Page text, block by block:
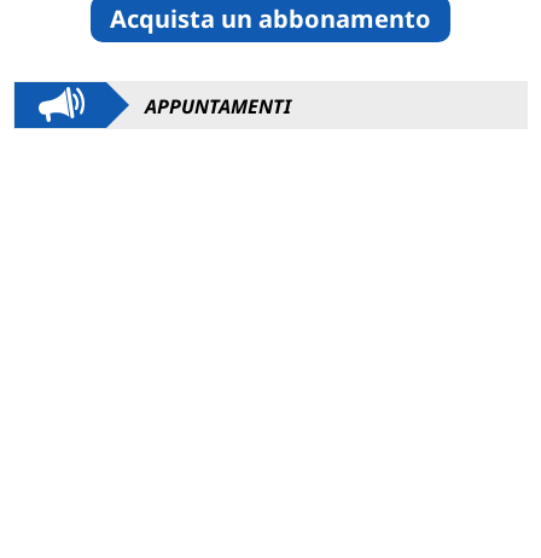
Acquista un abbonamento
APPUNTAMENTI